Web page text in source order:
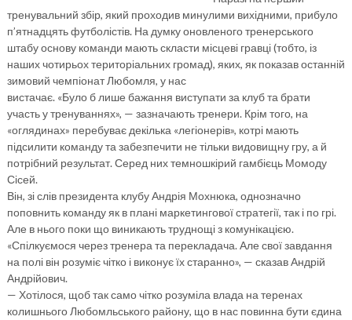
тренувальний збір, який проходив минулими вихідними, прибуло
п’ятнадцять футболістів. На думку оновленого тренерського
штабу основу команди мають скласти місцеві гравці (тобто, із
наших чотирьох територіальних громад), яких, як показав останній
зимовий чемпіонат Любомля, у нас
вистачає. «Було б лише бажання виступати за клуб та брати
участь у тренуваннях», — зазначають тренери. Крім того, на
«оглядинах» перебуває декілька «легіонерів», котрі мають
підсилити команду та забезпечити не тільки видовищну гру, а й
потрібний результат. Серед них темношкірий гамбієць Момоду
Сісей.
Він, зі слів президента клубу Андрія Мохнюка, однозначно
поповнить команду як в плані маркетингової стратегії, так і по грі.
Але в нього поки що виникають труднощі з комунікацією.
«Спілкуємося через тренера та перекладача. Але свої завдання
на полі він розуміє чітко і виконує їх старанно», — сказав Андрій
Андрійович.
— Хотілося, щоб так само чітко розуміла влада на теренах
колишнього Любомльського району, що в нас повинна бути єдина